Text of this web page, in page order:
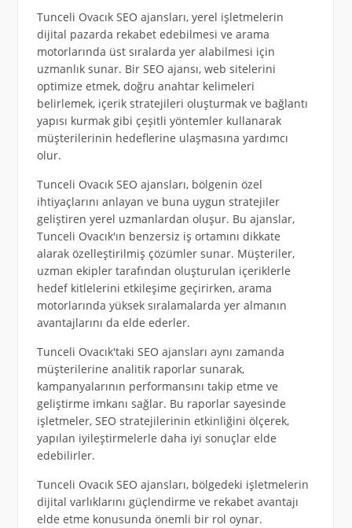
Tunceli Ovacık SEO ajansları, yerel işletmelerin
dijital pazarda rekabet edebilmesi ve arama
motorlarında üst sıralarda yer alabilmesi için
uzmanlık sunar. Bir SEO ajansı, web sitelerini
optimize etmek, doğru anahtar kelimeleri
belirlemek, içerik stratejileri oluşturmak ve bağlantı
yapısı kurmak gibi çeşitli yöntemler kullanarak
müşterilerinin hedeflerine ulaşmasına yardımcı
olur.
Tunceli Ovacık SEO ajansları, bölgenin özel
ihtiyaçlarını anlayan ve buna uygun stratejiler
geliştiren yerel uzmanlardan oluşur. Bu ajanslar,
Tunceli Ovacık'ın benzersiz iş ortamını dikkate
alarak özelleştirilmiş çözümler sunar. Müşteriler,
uzman ekipler tarafından oluşturulan içeriklerle
hedef kitlelerini etkileşime geçirirken, arama
motorlarında yüksek sıralamalarda yer almanın
avantajlarını da elde ederler.
Tunceli Ovacık'taki SEO ajansları aynı zamanda
müşterilerine analitik raporlar sunarak,
kampanyalarının performansını takip etme ve
geliştirme imkanı sağlar. Bu raporlar sayesinde
işletmeler, SEO stratejilerinin etkinliğini ölçerek,
yapılan iyileştirmelerle daha iyi sonuçlar elde
edebilirler.
Tunceli Ovacık SEO ajansları, bölgedeki işletmelerin
dijital varlıklarını güçlendirme ve rekabet avantajı
elde etme konusunda önemli bir rol oynar.